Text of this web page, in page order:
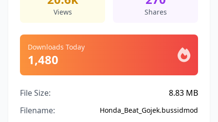
Views Shares
Downloads Today
1,480
File Size:
8.83 MB
Filename:
Honda_Beat_Gojek.bussidmod